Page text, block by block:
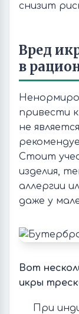
снизит
Вред
в
привести
не
Стоит
изделия,
аллергии
даже у
Вот
икры
При